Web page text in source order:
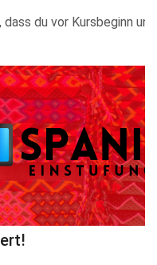
dass du vor Kursbeginn